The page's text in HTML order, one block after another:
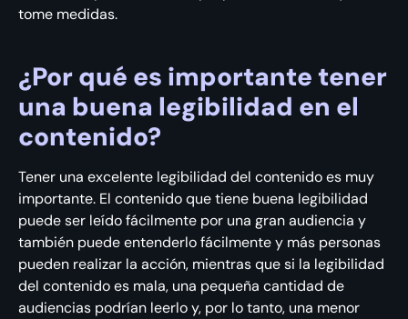
tome medidas.
¿Por qué es importante tener
una buena legibilidad en el
contenido?
Tener una excelente legibilidad del contenido es muy
importante. El contenido que tiene buena legibilidad
puede ser leído fácilmente por una gran audiencia y
también puede entenderlo fácilmente y más personas
pueden realizar la acción, mientras que si la legibilidad
del contenido es mala, una pequeña cantidad de
audiencias podrían leerlo y, por lo tanto, una menor